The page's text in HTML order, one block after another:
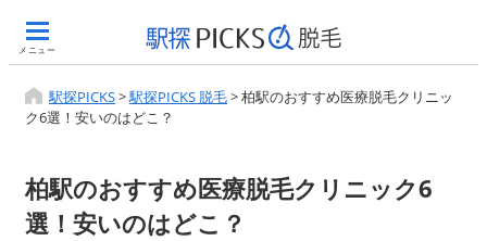
メニュー
駅探PICKS>駅探PICKS 脱毛>柏駅のおすすめ医療脱毛クリニッ
ク6選！安いのはどこ？
柏駅のおすすめ医療脱毛クリニック6
選！安いのはどこ？